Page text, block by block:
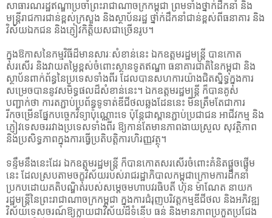
សាធារណរដ្ឋឥណ្ឌាប្រចាំព្រះរាជាណាចក្រកម្ពុជា ព្រមទាំងថ្នាក់ដឹកនាំ និង
មន្ត្រីរាជការជាន់ខ្ពស់ក្រសួង និងស្ថាប័នរដ្ឋ ថ្នាក់ដឹកនាំជាន់ខ្ពស់ពីធនាគារ និង
វិស័យឯកជន និងភ្ញៀវកិត្តិយសជាច្រើនរូប។
ក្នុងឱកាសនៃកម្មវិធីដ៏មានសារៈសំខាន់នេះ ឯកឧត្តមរដ្ឋមន្ត្រី បានកោត
សរសើរ និងវាយតម្លៃខ្ពស់ចំពោះស្ថានទូតឥណ្ឌា ធនាគារជាតិនៃកម្ពុជា និង
ស្ថាប័នពាក់ព័ន្ធនៃប្រទេសទាំងពីរ ដែលបានសហការយ៉ាងជិតស្និទ្ធក្នុងការ
សម្រេចបាននូវសមិទ្ធផលដ៏សំខាន់នេះ។ ឯកឧត្តមរដ្ឋមន្រ្តី ក៏បានគូស
បញ្ជាក់ថា ការតភ្ជាប់ប្រព័ន្ធទូទាត់ឌីជីថលឆ្លងដែននេះ មិនត្រឹមតែជាការ
រីកចម្រើនផ្នែកបច្ចេកវិទ្យាប៉ុណ្ណោះទេ ប៉ុន្តែជាស្ពានភ្ជាប់ប្រជាជន អាជីវកម្ម និង
ភ្ញៀវទេសចររវាងប្រទេសទាំងពីរ ឱ្យកាន់តែមានភាពងាយស្រួល សុវត្ថិភាព
និងប្រសិទ្ធភាពក្នុងការធ្វើប្រតិបត្តិការហិរញ្ញវត្ថុ។
ទន្ទឹមនឹងនេះដែរ ឯកឧត្តមរដ្ឋមន្ត្រី ក៏បានកោតសរសើរចំពោះគំនិតផ្តួចផ្តើម
នេះ ដែលស្របតាមចក្ខុវិស័យរបស់រាជរដ្ឋាភិបាលកម្ពុជាក្រោមការដឹកនាំ
ប្រកបដោយគតិបណ្ឌិតរបស់សម្តេចមហាបវរធិបតី ហ៊ុន ម៉ាណែត នាយក
រដ្ឋមន្រ្តីនៃព្រះរាជាណាចក្រកម្ពុជា ក្នុងការជំរុញបរិវត្តកម្មឌីជីថល និងអភិវឌ្ឍ
វិស័យទេសចរណ៍ឱ្យក្លាយជាវិស័យដ៏ទំនើប ធន់ និងមានភាពប្រកួតប្រជែង